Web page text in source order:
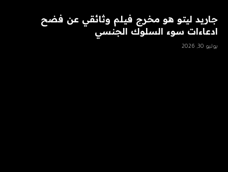
جاريد ليتو هو مخرج فيلم وثائقي عن فضح
ادعاءات سوء السلوك الجنسي
يوليو 30, 2026